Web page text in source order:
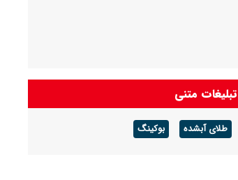
تبلیغات متنی
طلای آبشده بوکینگ